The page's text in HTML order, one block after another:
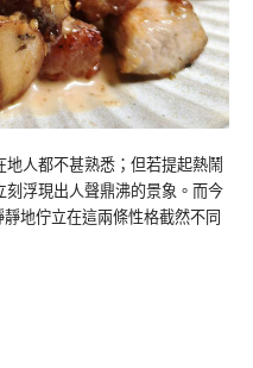
人都不甚熟悉；但若提起熱鬧
浮現出人聲鼎沸的景象。而今
靜地佇立在這兩條性格截然不同